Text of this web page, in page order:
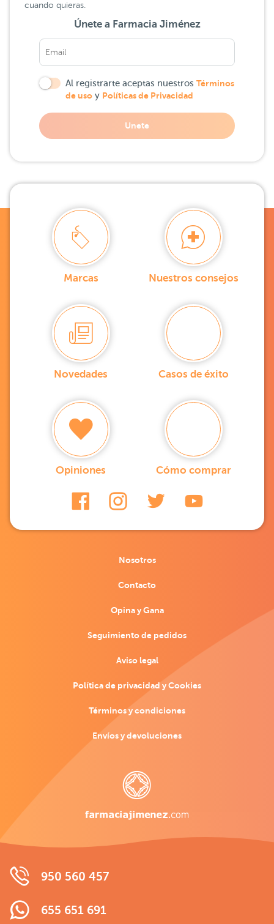
cuando quieras.
Únete a Farmacia Jiménez
Al registrarte aceptas nuestros Términos
de uso y Políticas de Privacidad
Unete
Marcas Nuestros consejos
Novedades Casos de éxito
Opiniones Cómo comprar
Nosotros
Contacto
Opina y Gana
Seguimiento de pedidos
Aviso legal
Política de privacidad y Cookies
Términos y condiciones
Envíos y devoluciones
950 560 457
655 651 691